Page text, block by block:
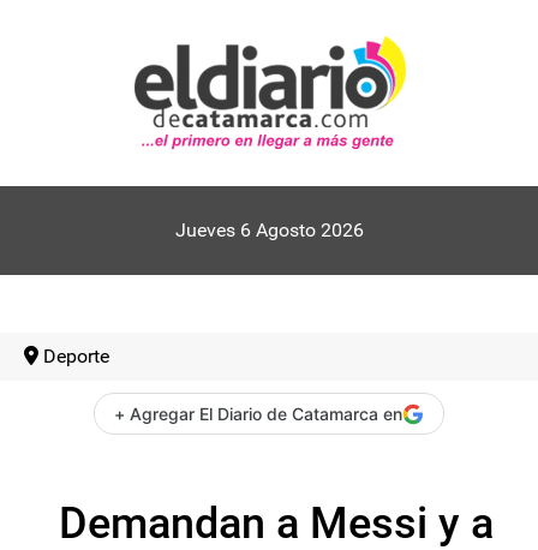
Jueves 6 Agosto 2026
Deporte
+ Agregar El Diario de Catamarca en
Demandan a Messi y a